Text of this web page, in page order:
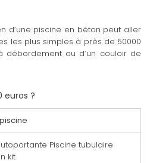
d’une piscine en béton peut aller
les plus simples à près de 50000
débordement ou d’un couloir de
euros ?
Piscine tubulaire
kit